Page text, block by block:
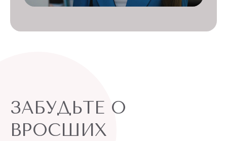
ЗАБУДЬТЕ О
ВРОСШИХ